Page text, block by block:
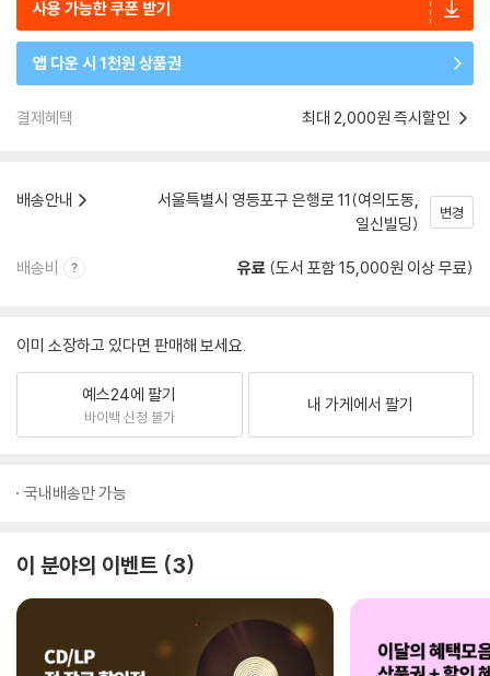
사용 가능한 쿠폰 받기
앱 다운 시 1천원 상품권
결제혜택 최대 2,000원 즉시할인
배송안내
서울특별시 영등포구 은행로 11(여의도동,
일신빌딩)
변경
배송비 유료 (도서 포함 15,000원 이상 무료)
이미 소장하고 있다면 판매해 보세요.
예스24에 팔기
바이백 신청 불가
내 가게에서 팔기
국내배송만 가능
이 분야의 이벤트 3